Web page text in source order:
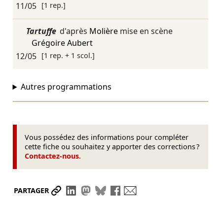
11/05 [1 rep.]
Tartuffe d'après Molièremise en scène
Grégoire Aubert
12/05 [1 rep. + 1 scol.]
Autres programmations
Vous possédez des informations pour compléter
cette fiche ou souhaitez y apporter des corrections ?
Contactez-nous.
PARTAGER Partager le lien
Partager sur LinkedIn
Partager sur Mastodon
Partager sur Bluesky
Partager sur Facebook